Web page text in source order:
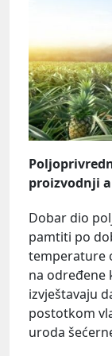
proizvodnji
Dobar dio
pamtiti po
temperature
na određene
izvještavaju
postotkom
uroda